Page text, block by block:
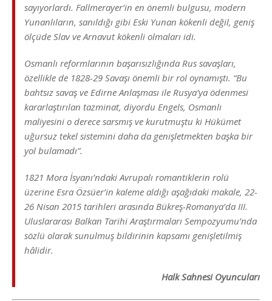
sayıyorlardı. Fallmerayer’in en önemli bulgusu, modern
Yunanlıların, sanıldığı gibi Eski Yunan kökenli değil, geniş
ölçüde Slav ve Arnavut kökenli olmaları idi.
Osmanlı reformlarının başarısızlığında Rus savaşları,
özellikle de 1828-29 Savaşı önemli bir rol oynamıştı. “Bu
bahtsız savaş ve Edirne Anlaşması ile Rusya’ya ödenmesi
kararlaştırılan tazminat, diyordu Engels, Osmanlı
maliyesini o derece sarsmış ve kurutmuştu ki Hükümet
uğursuz tekel sistemini daha da genişletmekten başka bir
yol bulamadı”.
1821 Mora İsyanı’ndaki Avrupalı romantiklerin rolü
üzerine Esra Özsüer’in kaleme aldığı aşağıdaki makale, 22-
26 Nisan 2015 tarihleri arasında Bükreş-Romanya’da III.
Uluslararası Balkan Tarihi Araştırmaları Sempozyumu’nda
sözlü olarak sunulmuş bildirinin kapsamı genişletilmiş
hâlidir.
Halk Sahnesi Oyuncuları